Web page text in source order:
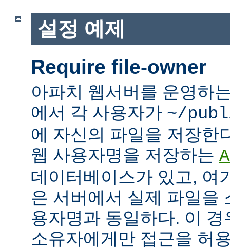
설정 예제
Require file-owner
아파치 웹서버를 운영하
에서 각 사용자가 ~/
에 자신의 파일을 저장한
웹 사용자명을 저장하는
데이터베이스가 있고, 여
은 서버에서 실제 파일을
용자명과 동일하다. 이
소유자에게만 접근을 허